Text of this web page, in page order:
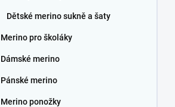
Dětské merino sukně a šaty
Merino pro školáky
Dámské merino
Pánské merino
Merino ponožky